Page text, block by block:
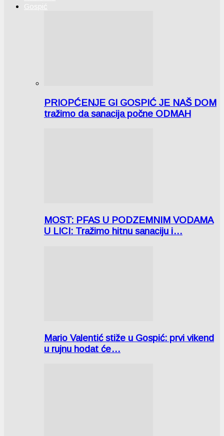
Gospić
PRIOPĆENJE GI GOSPIĆ JE NAŠ DOM
tražimo da sanacija počne ODMAH
MOST: PFAS U PODZEMNIM VODAMA
U LICI: Tražimo hitnu sanaciju i…
Mario Valentić stiže u Gospić: prvi vikend
u rujnu hodat će…